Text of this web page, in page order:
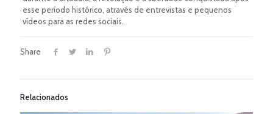
esse período histórico, através de entrevistas e pequenos
vídeos para as redes sociais.
Share
Relacionados